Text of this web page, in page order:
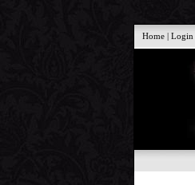
Home |Login